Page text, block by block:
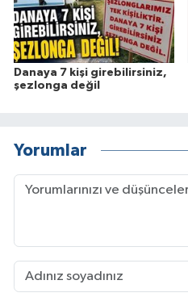
Danaya 7 kişi girebilirsiniz,
şezlonga değil
Yorumlar